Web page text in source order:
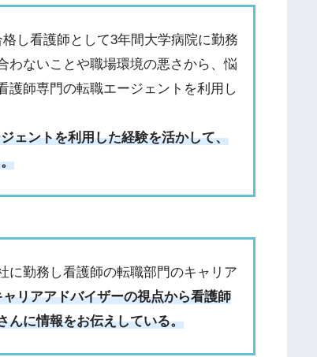
し看護師として3年間大学病院に勤務
わないことや職場環境の悪さから、悩
護師専門の転職エージェントを利用し
ェントを利用した経験を活かして、
に勤務し看護師の転職部門のキャリア
ャリアアドバイザーの視点から看護師
んに情報をお伝えしている。